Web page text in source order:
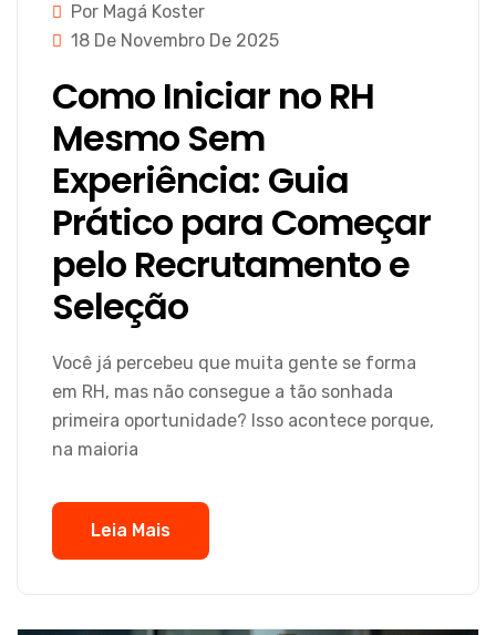
Por Magá Koster
18 De Novembro De 2025
Como Iniciar no RH
Mesmo Sem
Experiência: Guia
Prático para Começar
pelo Recrutamento e
Seleção
Você já percebeu que muita gente se forma
em RH, mas não consegue a tão sonhada
primeira oportunidade? Isso acontece porque,
na maioria
Leia Mais